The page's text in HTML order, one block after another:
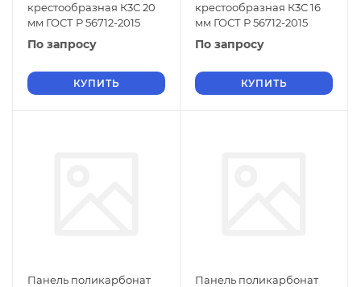
крестообразная К3С 20
мм ГОСТ Р 56712-2015
По запросу
КУПИТЬ
крестообразная К3С 16
мм ГОСТ Р 56712-2015
По запросу
КУПИТЬ
Панель поликарбонат
Панель поликарбонат